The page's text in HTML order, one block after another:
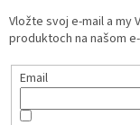
Vložte svoj e-mail a my
produktoch na našom
Email